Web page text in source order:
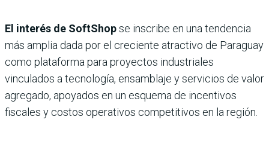
El interés de SoftShopse inscribe en una tendencia
más amplia dada por el creciente atractivo de Paraguay
como plataforma para proyectos industriales
vinculados a tecnología, ensamblaje y servicios de valor
agregado, apoyados en un esquema de incentivos
fiscales y costos operativos competitivos en la región.